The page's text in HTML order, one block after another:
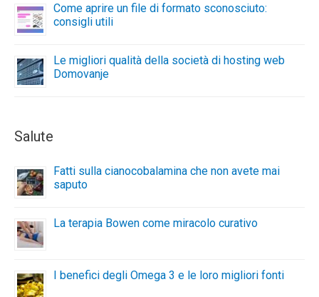
Come aprire un file di formato sconosciuto:
consigli utili
Le migliori qualità della società di hosting web
Domovanje
Salute
Fatti sulla cianocobalamina che non avete mai
saputo
La terapia Bowen come miracolo curativo
I benefici degli Omega 3 e le loro migliori fonti